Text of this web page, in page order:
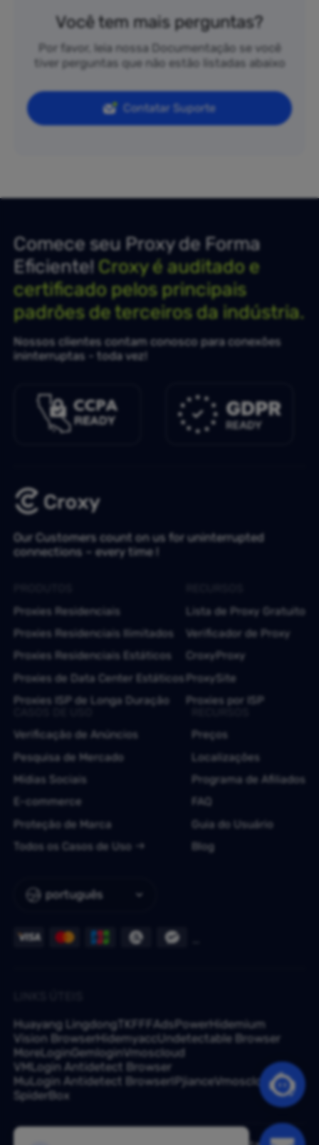
Você tem mais perguntas?
Por favor, leia nossa Documentação se você
tiver perguntas que não estão listadas abaixo
Contatar Suporte
Comece seu Proxy de Forma
Eficiente!Croxy é auditado e
certificado pelos principais
padrões de terceiros da indústria.
Nossos clientes contam conosco para conexões
ininterruptas - toda vez!
Our Customers count on us for uninterrupted
connections – every time !
português
Proxies Residenciais
Proxies Residenciais Ilimitados
Proxies Residenciais Estáticos
Proxies de Data Center Estáticos
Proxies ISP de Longa Duração
Lista de Proxy Gratuito
Verificador de Proxy
CroxyProxy
ProxySite
Proxies por ISP
Verificação de Anúncios
Pesquisa de Mercado
Mídias Sociais
E-commerce
Proteção de Marca
Todos os Casos de Uso
Preços
Localizações
Programa de Afiliados
FAQ
Guia do Usuário
Blog
Huayang Lingdong TKFFF AdsPowerHidemium
Vision BrowserHidemyaccUndetectable Browser
MoreLoginGemlogin Vmoscloud
VMLogin Antidetect Browser
MuLogin Antidetect BrowserIPjianceVmoscloud
SpiderBox